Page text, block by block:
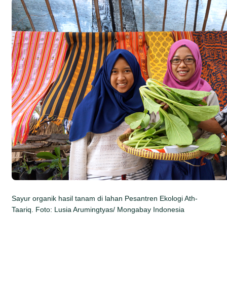
Sayur organik hasil tanam di lahan Pesantren Ekologi Ath-
Taariq. Foto: Lusia Arumingtyas/ Mongabay Indonesia